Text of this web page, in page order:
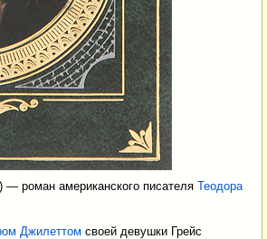
) — роман американского писателя Теодора
Джилеттом своей девушки Грейс